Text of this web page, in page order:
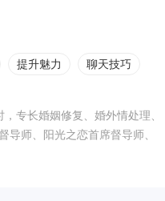
提升魅力
聊天技巧
专长婚姻修复、婚外情处理、
师、阳光之恋首席督导师、